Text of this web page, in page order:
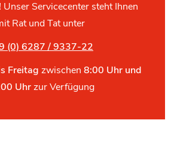
Unser Servicecenter steht Ihnen
Rat und Tat unter
(0) 6287 / 9337-22
Freitag zwischen 8:00 Uhr und
Uhrzur Verfügung